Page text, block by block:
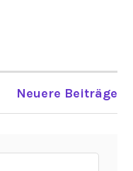
Neuere Beiträge